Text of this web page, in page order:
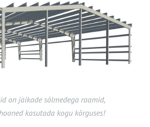
on jäikade sõlmedega raamid,
kasutada kogu kõrguses!